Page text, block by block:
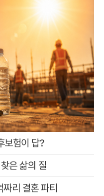
보험이 답?
은 삶의 질
리 결혼 파티